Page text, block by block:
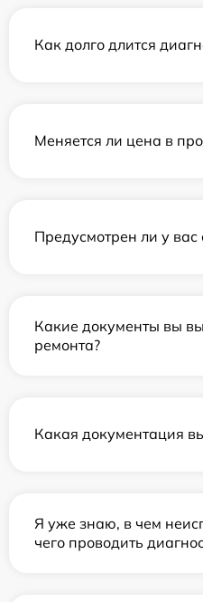
Как долго длится
Меняется ли цена в
Предусмотрен ли у
Какие документы вы
ремонта?
Какая документация
Я уже знаю, в чем
чего проводить